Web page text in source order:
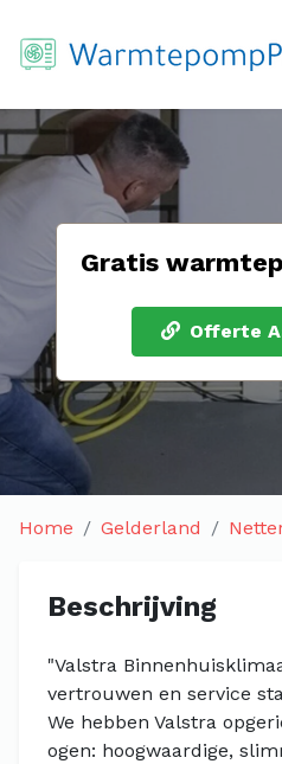
Gratis
Offerte
Home Gelderland
Beschrijving
"Valstra
vertrouwen en service
We hebben Valstra
ogen: hoogwaardige,